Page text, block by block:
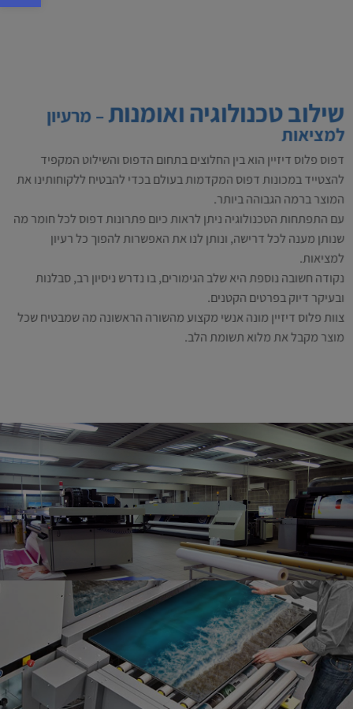
שילוב טכנולוגיה ואומנות– מרעיון
למציאות
דפוס פלוס דיזיין הוא בין החלוצים בתחום הדפוס והשילוט המקפיד
להצטייד במכונות דפוס המקדמות בעולם בכדי להבטיח ללקוחותינו את
המוצר ברמה הגבוהה ביותר.
עם התפתחות הטכנולוגיה ניתן לראות כיום פתרונות דפוס לכל חומר מה
שנותן מענה לכל דרישה, ונותן לנו את האפשרות להפוך כל רעיון
למציאות.
נקודה חשובה נוספת היא שלב הגימורים, בו נדרש ניסיון רב, סבלנות
ובעיקר דיוק בפרטים הקטנים.
צוות פלוס דיזיין מונה אנשי מקצוע מהשורה הראשונה מה שמבטיח שכל
מוצר מקבל את מלוא תשומת הלב.